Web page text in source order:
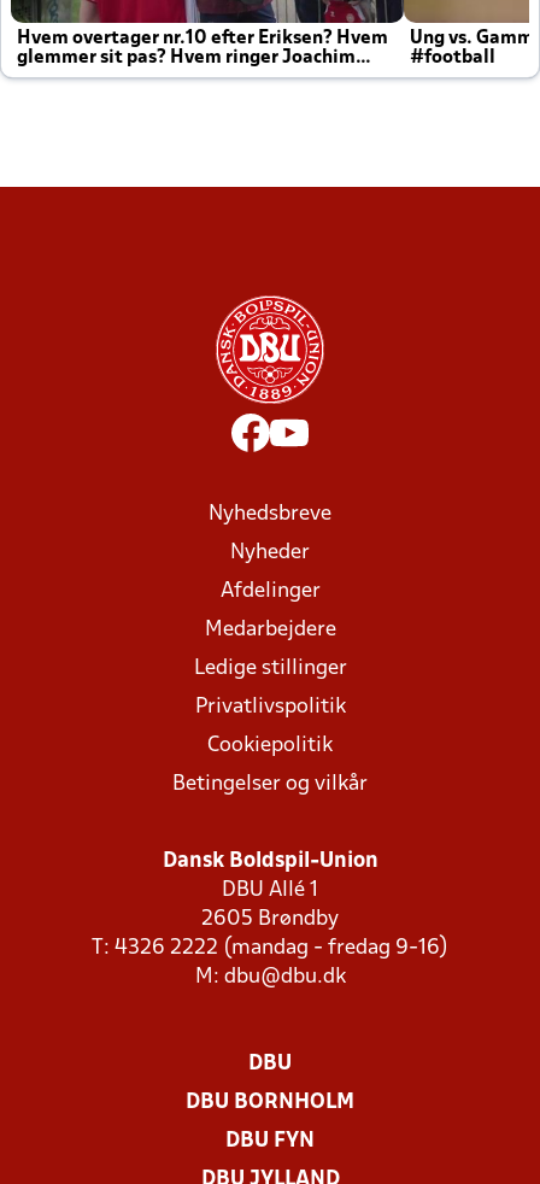
Hvem overtager nr.10 efter Eriksen? Hvem
glemmer sit pas? Hvem ringer Joachim
altid til efter kampe?
Ung vs.
#football
Nyhedsbreve
Nyheder
Afdelinger
Medarbejdere
Ledige stillinger
Privatlivspolitik
Cookiepolitik
Betingelser og vilkår
Dansk Boldspil-Union
DBU Allé 1
2605 Brøndby
T: 4326 2222 (mandag - fredag 9-16)
M: dbu@dbu.dk
DBU
DBU BORNHOLM
DBU FYN